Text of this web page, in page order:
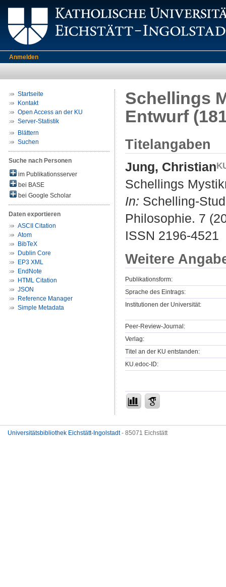
Anmelden
Startseite
Kontakt
Open Access an der KU
Server-Statistik
Blättern
Suchen
Suche nach Personen
im Publikationsserver
bei BASE
bei Google Scholar
Daten exportieren
ASCII Citation
Atom
BibTeX
Dublin Core
EP3 XML
EndNote
HTML Citation
JSON
Reference Manager
Simple Metadata
Schellings
Entwurf
Titelangaben
Jung, Christian
Schellings
In: Schelling-
Philosophie. 7
ISSN 2196-4521
Weitere
Publikationsform:
Sprache des Eintrags:
Institutionen der Universität:
Peer-Review-Journal:
Verlag:
Titel an der KU entstanden:
KU.edoc-ID:
Universitätsbibliothek Eichstätt-Ingolstadt- 85071 Eichstätt